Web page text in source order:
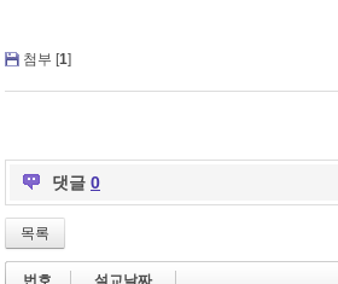
첨부 [1]
댓글 0
목록
번호 설교날짜